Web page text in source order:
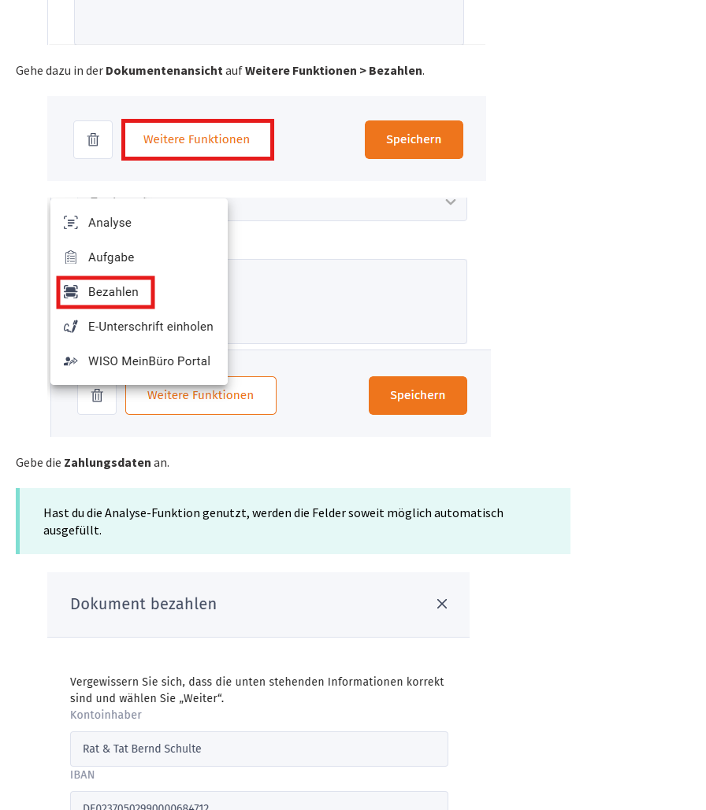
Gehe dazu in der Dokumentenansicht aufWeitere Funktionen > Bezahlen.
Gebe die Zahlungsdaten an.
Hast du die Analyse-Funktion genutzt, werden die Felder soweit möglich automatisch
ausgefüllt.